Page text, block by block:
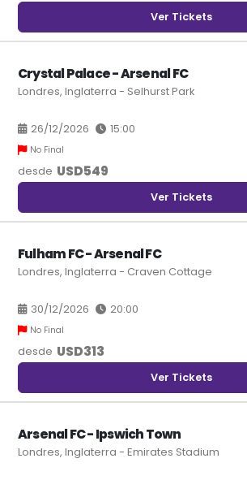
Ver Tickets
Crystal Palace - Arsenal FC
Londres, Inglaterra - Selhurst Park
26/12/2026 15:00
No Final
desde USD549
Ver Tickets
Fulham FC - Arsenal FC
Londres, Inglaterra - Craven Cottage
30/12/2026 20:00
No Final
desde USD313
Ver Tickets
Arsenal FC - Ipswich Town
Londres, Inglaterra - Emirates Stadium